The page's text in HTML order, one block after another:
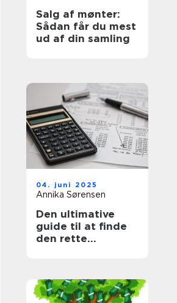
Salg af mønter:
Sådan får du mest
ud af din samling
04. juni 2025
Annika Sørensen
Den ultimative
guide til at finde
den rette